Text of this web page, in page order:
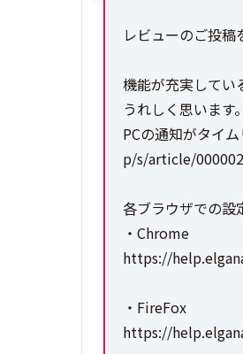
レビューのご投稿
機能が充実してい
うれしく思います。
PCの通知がタイ
p/s/article/
各ブラウザでの設
・Chrome
https://
・FireFox
https://